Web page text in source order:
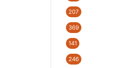
207
369
141
246